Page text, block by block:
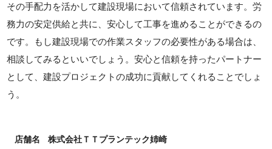
その手配力を活かして建設現場において信頼されています。労
務力の安定供給と共に、安心して工事を進めることができるの
です。もし建設現場での作業スタッフの必要性がある場合は、
相談してみるといいでしょう。安心と信頼を持ったパートナー
として、建設プロジェクトの成功に貢献してくれることでしょ
う。
店舗名 株式会社ＴＴプランテック姉崎